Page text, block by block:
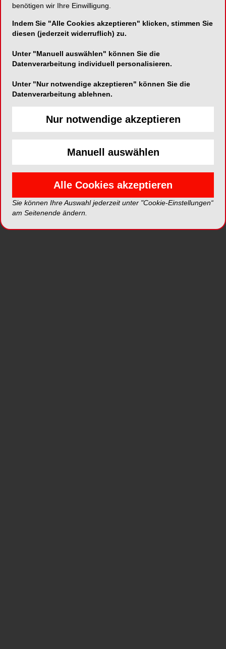
benötigen wir Ihre Einwilligung.
Indem Sie "Alle Cookies akzeptieren" klicken, stimmen Sie
diesen (jederzeit widerruflich) zu.
Unter "Manuell auswählen" können Sie die
Datenverarbeitung individuell personalisieren.
Unter "Nur notwendige akzeptieren" können Sie die
Datenverarbeitung ablehnen.
Nur notwendige akzeptieren
Manuell auswählen
Alle Cookies akzeptieren
Sie können Ihre Auswahl jederzeit unter "Cookie-Einstellungen“
am Seitenende ändern.